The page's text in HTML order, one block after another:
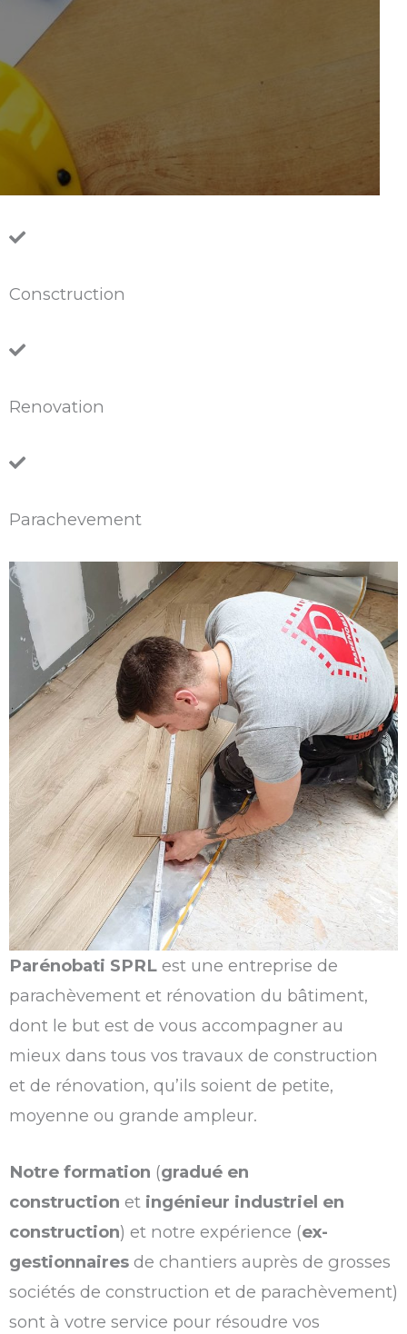
Consctruction
Renovation
Parachevement
Parénobati SPRLest une entreprise de
parachèvement et rénovation du bâtiment,
dont le but est de vous accompagner au
mieux dans tous vos travaux de construction
et de rénovation, qu’ils soient de petite,
moyenne ou grande ampleur.
Notre formation (gradué en
construction et ingénieur industriel en
construction) et notre expérience (ex-
gestionnairesde chantiers auprès de grosses
sociétés de construction et de parachèvement)
sont à votre service pour résoudre vos